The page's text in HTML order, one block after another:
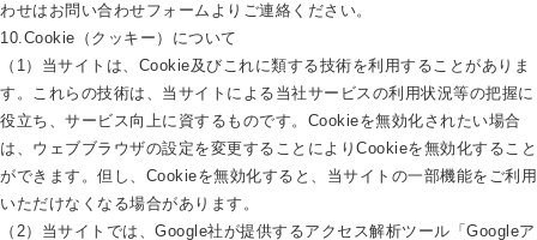
わせはお問い合わせフォームよりご連絡ください。
10.Cookie（クッキー）について
（1）当サイトは、Cookie及びこれに類する技術を利用することがありま
す。これらの技術は、当サイトによる当社サービスの利用状況等の把握に
役立ち、サービス向上に資するものです。Cookieを無効化されたい場合
は、ウェブブラウザの設定を変更することによりCookieを無効化すること
ができます。但し、Cookieを無効化すると、当サイトの一部機能をご利用
いただけなくなる場合があります。
（2）当サイトでは、Google社が提供するアクセス解析ツール「Googleア